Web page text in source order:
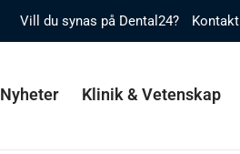
Vill du synas på Dental24? Kontakt
Nyheter Klinik & Vetenskap